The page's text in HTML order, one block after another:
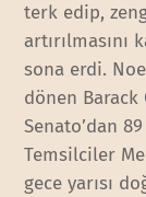
terk edip,
artırılmasını
sona erdi.
dönen Barack
Senato’dan
Temsilciler
gece yarısı